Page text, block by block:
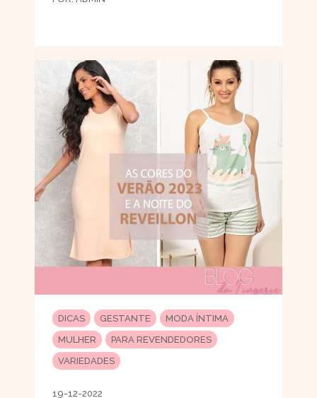
DICAS GESTANTE
MODA ÍNTIMA
MULHER
PARA REVENDEDORES
VARIEDADES
19-12-2022